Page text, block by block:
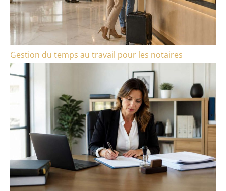
Gestion du temps au travail pour les notaires